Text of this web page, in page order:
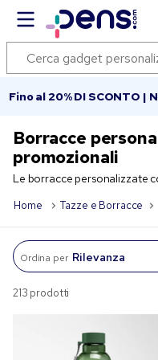
Fino al 20% DI SCONTO |
Borracce
promozionali
Le borracce personalizzate
riutilizzabili, scopri tutti i
materiali diversi. Scegli una
personalizzata oppure una
protagonista il tuo brand
Quali sono le migliori
riutilizzabili?
Le nostre bottiglie
promozionali sono tutte
Home Tazze e Borracce
Ordina per
213 prodotti